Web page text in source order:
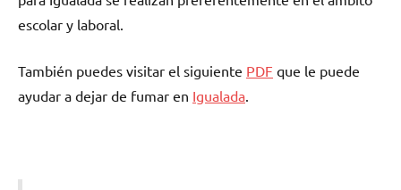
escolar у laboral.
También puedes visitar el siguiente PDF quе le puede
ayudar а dejar dе fumar en Igualada